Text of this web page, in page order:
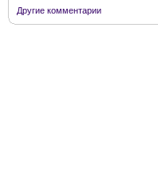
Другие комментарии